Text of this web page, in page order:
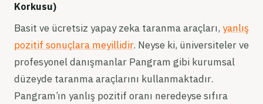
Korkusu)
Basit ve ücretsiz yapay zeka taranma araçları, yanlış
pozitif sonuçlara meyillidir. Neyse ki, üniversiteler ve
profesyonel danışmanlar Pangram gibi kurumsal
düzeyde taranma araçlarını kullanmaktadır.
Pangram’ın yanlış pozitif oranı neredeyse sıfıra